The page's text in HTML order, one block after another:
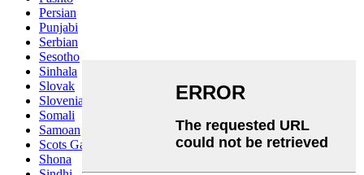
Persian
Punjabi
Serbian
Sesotho
Sinhala
Slovak
Slovenian
Somali
Samoan
Scots Gaelic
Shona